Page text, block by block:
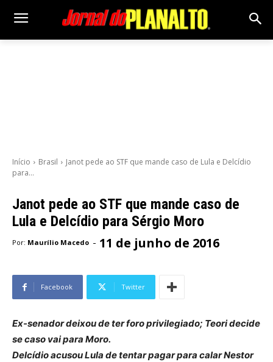
Início Brasil
Janot pede ao STF que mande caso de Lula e Delcídio
para...
Janot pede ao STF que mande caso de
Lula e Delcídio para Sérgio Moro
Por: Maurílio Macedo - 11 de junho de 2016
Facebook Twitter
Ex-senador deixou de ter foro privilegiado; Teori decide
se caso vai para Moro.
Delcídio acusou Lula de tentar pagar para calar Nestor